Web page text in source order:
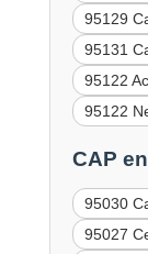
95129
95131
95122
95122
CAP
95030
95027